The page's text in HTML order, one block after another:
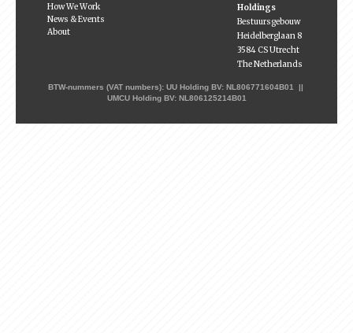
How We Work
News & Events
About
Holdings
Bestuursgebouw
Heidelberglaan 8
3584 CS Utrecht
The Netherlands
BTW-nummers (VAT numbers): UU Holding BV: NL806771604B01 ||
UMCU Holding BV: NL806125214B01